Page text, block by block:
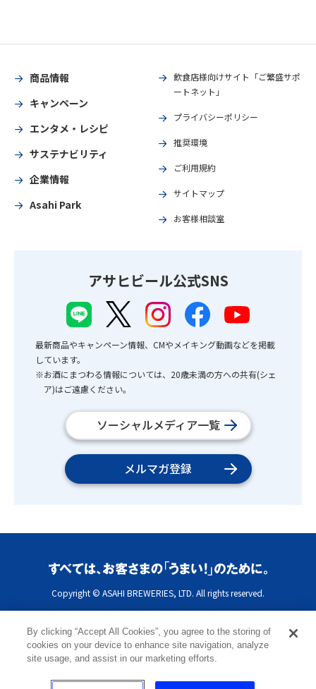
商品情報
キャンペーン
エンタメ・レシピ
サステナビリティ
企業情報
Asahi Park
飲食店様向けサイト「ご繁盛サポ
ートネット」
プライバシーポリシー
推奨環境
ご利用規約
サイトマップ
お客様相談室
アサヒビール公式SNS
最新商品やキャンペーン情報、CMやメイキング動画などを掲載
しています。
※お酒にまつわる情報については、20歳未満の方への共有(シェ
ア)はご遠慮ください。
ソーシャルメディア一覧
メルマガ登録
Copyright © ASAHI BREWERIES, LTD. All rights reserved.
By clicking “Accept All Cookies”, you agree to the storing of
cookies on your device to enhance site navigation, analyze
site usage, and assist in our marketing efforts.